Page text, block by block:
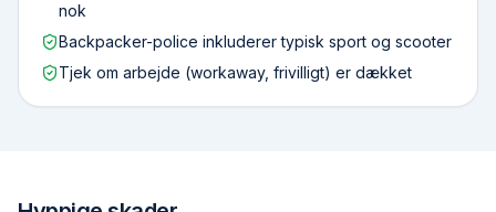
nok
Backpacker-police inkluderer typisk sport og scooter
Tjek om arbejde (workaway, frivilligt) er dækket